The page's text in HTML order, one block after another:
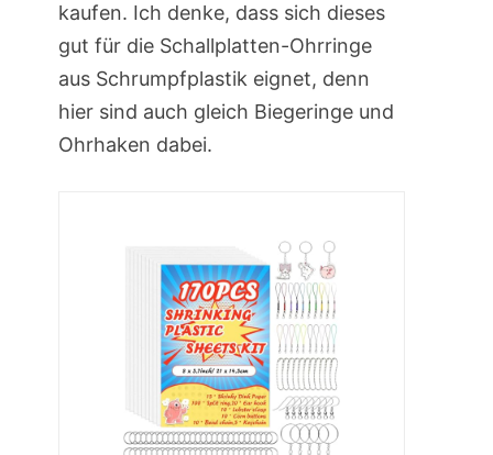
kaufen. Ich denke, dass sich dieses
gut für die Schallplatten-Ohrringe
aus Schrumpfplastik eignet, denn
hier sind auch gleich Biegeringe und
Ohrhaken dabei.